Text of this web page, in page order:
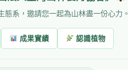
系，邀請您一起為山林盡一份心力。
成果實績 認識植物